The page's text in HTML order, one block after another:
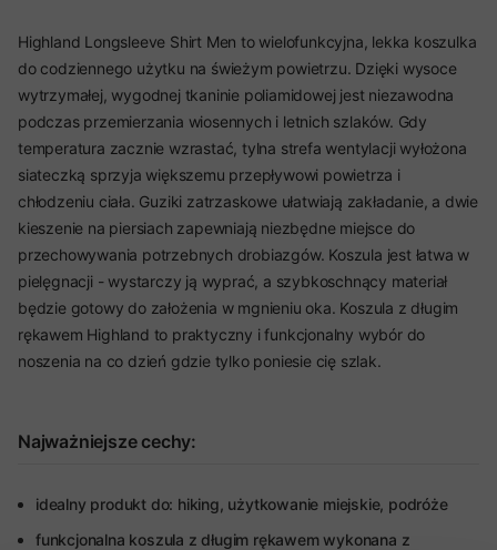
Highland Longsleeve Shirt Men to wielofunkcyjna, lekka koszulka
do codziennego użytku na świeżym powietrzu. Dzięki wysoce
wytrzymałej, wygodnej tkaninie poliamidowej jest niezawodna
podczas przemierzania wiosennych i letnich szlaków. Gdy
temperatura zacznie wzrastać, tylna strefa wentylacji wyłożona
siateczką sprzyja większemu przepływowi powietrza i
chłodzeniu ciała. Guziki zatrzaskowe ułatwiają zakładanie, a dwie
kieszenie na piersiach zapewniają niezbędne miejsce do
przechowywania potrzebnych drobiazgów. Koszula jest łatwa w
pielęgnacji - wystarczy ją wyprać, a szybkoschnący materiał
będzie gotowy do założenia w mgnieniu oka. Koszula z długim
rękawem Highland to praktyczny i funkcjonalny wybór do
noszenia na co dzień gdzie tylko poniesie cię szlak.
Najważniejsze cechy:
idealny produkt do: hiking, użytkowanie miejskie, podróże
funkcjonalna koszula z długim rękawem wykonana z